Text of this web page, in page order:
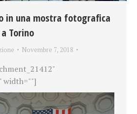
in una mostra fotografica
Torino
Novembre 7, 2018
width=""]